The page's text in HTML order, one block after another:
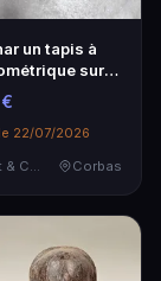
un tapis à
sur
La…
22/07/2026
Objets d'art & Curiosités
Corbas